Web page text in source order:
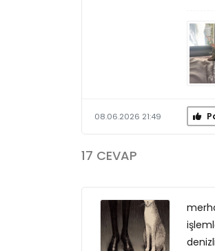
08.06.2026 21:49
17 CEVAP